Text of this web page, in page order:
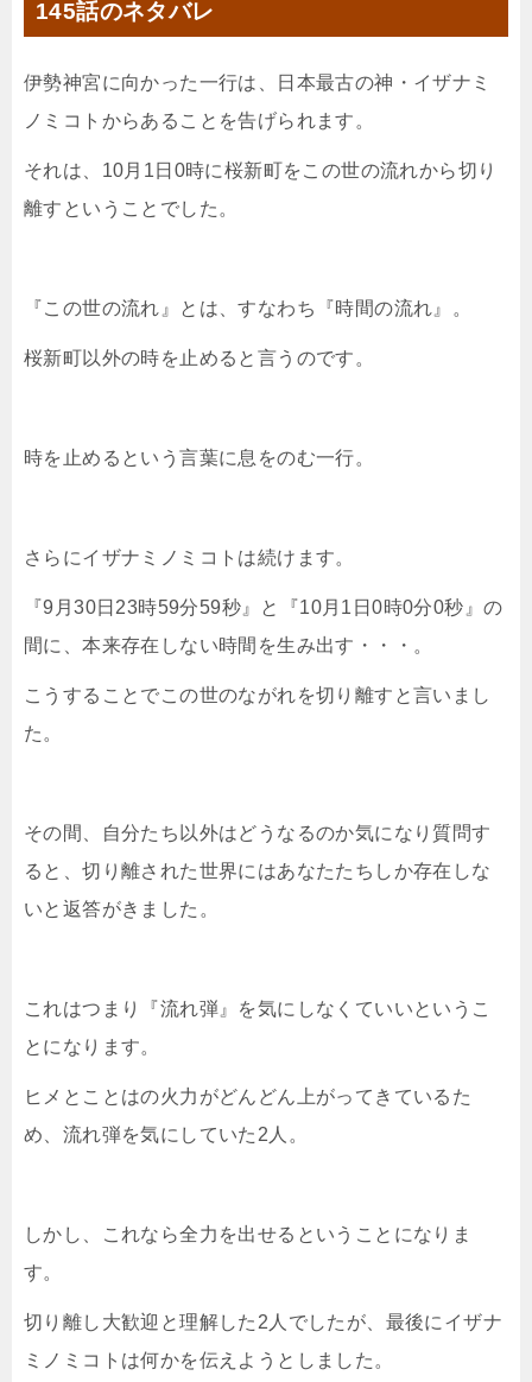
145話のネタバレ
伊勢神宮に向かった一行は、日本最古の神・イザナミ
ノミコトからあることを告げられます。
それは、10月1日0時に桜新町をこの世の流れから切り
離すということでした。
『この世の流れ』とは、すなわち『時間の流れ』。
桜新町以外の時を止めると言うのです。
時を止めるという言葉に息をのむ一行。
さらにイザナミノミコトは続けます。
『9月30日23時59分59秒』と『10月1日0時0分0秒』の
間に、本来存在しない時間を生み出す・・・。
こうすることでこの世のながれを切り離すと言いまし
た。
その間、自分たち以外はどうなるのか気になり質問す
ると、切り離された世界にはあなたたちしか存在しな
いと返答がきました。
これはつまり『流れ弾』を気にしなくていいというこ
とになります。
ヒメとことはの火力がどんどん上がってきているた
め、流れ弾を気にしていた2人。
しかし、これなら全力を出せるということになりま
す。
切り離し大歓迎と理解した2人でしたが、最後にイザナ
ミノミコトは何かを伝えようとしました。